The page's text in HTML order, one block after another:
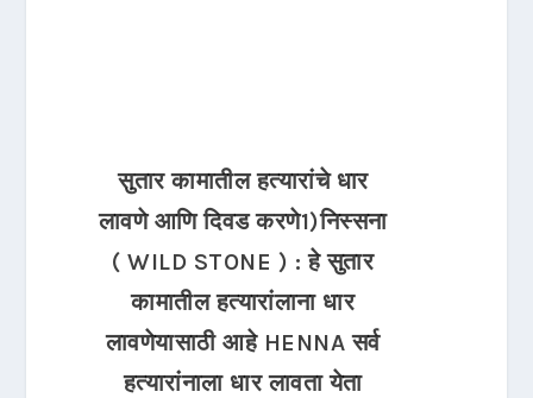
सुतार कामातील हत्यारांचे धार
लावणे आणि दिवड करणे1)निस्सना
( WILD STONE ) : हे सुतार
कामातील हत्यारांलाना धार
लावणेयासाठी आहे HENNA सर्व
हत्यारांनाला धार लावता येता